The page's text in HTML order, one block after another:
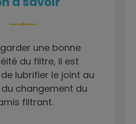
une bonne
du filtre, il est
lubrifier le joint au
changement du
filtrant.